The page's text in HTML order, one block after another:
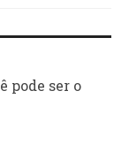
pode ser o